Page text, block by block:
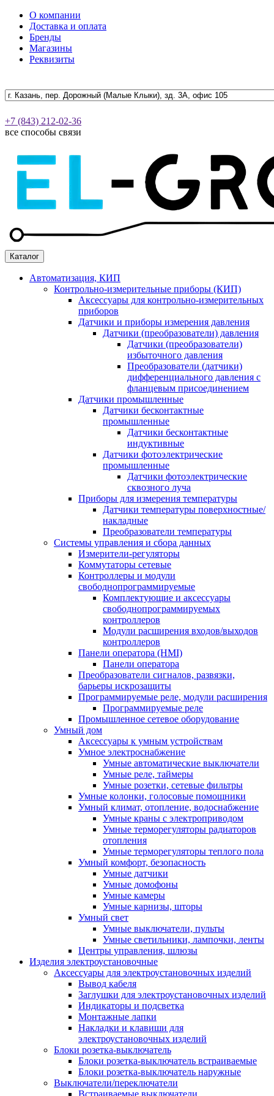
О компании
Доставка и оплата
Бренды
Магазины
Реквизиты
+7 (843) 212-02-36
все способы связи
Каталог
Автоматизация, КИП
Контрольно-измерительные приборы (КИП)
Аксессуары для контрольно-измерительных
приборов
Датчики и приборы измерения давления
Датчики (преобразователи) давления
Датчики (преобразователи)
избыточного давления
Преобразователи (датчики)
дифференциального давления с
фланцевым присоединением
Датчики промышленные
Датчики бесконтактные
промышленные
Датчики бесконтактные
индуктивные
Датчики фотоэлектрические
промышленные
Датчики фотоэлектрические
сквозного луча
Приборы для измерения температуры
Датчики температуры поверхностные/
накладные
Преобразователи температуры
Системы управления и сбора данных
Измерители-регуляторы
Коммутаторы сетевые
Контроллеры и модули
свободнопрограммируемые
Комплектующие и аксессуары
свободнопрограммируемых
контроллеров
Модули расширения входов/выходов
контроллеров
Панели оператора (HMI)
Панели оператора
Преобразователи сигналов, развязки,
барьеры искрозащиты
Программируемые реле, модули расширения
Программируемые реле
Промышленное сетевое оборудование
Умный дом
Аксессуары к умным устройствам
Умное электроснабжение
Умные автоматические выключатели
Умные реле, таймеры
Умные розетки, сетевые фильтры
Умные колонки, голосовые помощники
Умный климат, отопление, водоснабжение
Умные краны с электроприводом
Умные терморегуляторы радиаторов
отопления
Умные терморегуляторы теплого пола
Умный комфорт, безопасность
Умные датчики
Умные домофоны
Умные камеры
Умные карнизы, шторы
Умный свет
Умные выключатели, пульты
Умные светильники, лампочки, ленты
Центры управления, шлюзы
Изделия электроустановочные
Аксессуары для электроустановочных изделий
Вывод кабеля
Заглушки для электроустановочных изделий
Индикаторы и подсветка
Монтажные лапки
Накладки и клавиши для
электроустановочных изделий
Блоки розетка-выключатель
Блоки розетка-выключатель встраиваемые
Блоки розетка-выключатель наружные
Выключатели/переключатели
Встраиваемые выключатели